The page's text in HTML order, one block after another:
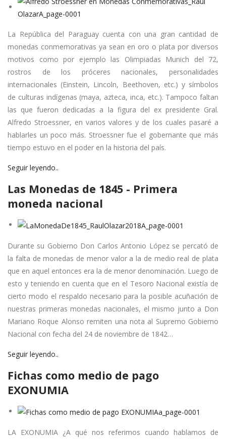
La República del Paraguay cuenta con una gran cantidad de
monedas conmemorativas ya sean en oro o plata por diversos
motivos como por ejemplo las Olimpiadas Munich del 72,
rostros de los próceres nacionales, personalidades
internacionales (Einstein, Lincoln, Beethoven, etc.) y símbolos
de culturas indígenas (maya, azteca, inca, etc.). Tampoco faltan
las que fueron dedicadas a la figura del ex presidente Gral.
Alfredo Stroessner, en varios valores y de los cuales pasaré a
hablarles un poco más. Stroessner fue el gobernante que más
tiempo estuvo en el poder en la historia del país.
Seguir leyendo..
Las Monedas de 1845 - Primera
moneda nacional
Durante su Gobierno Don Carlos Antonio López se percató de
la falta de monedas de menor valor a la de medio real de plata
que en aquel entonces era la de menor denominación. Luego de
esto y teniendo en cuenta que en el Tesoro Nacional existía de
cierto modo el respaldo necesario para la posible acuñación de
nuestras primeras monedas nacionales, el mismo junto a Don
Mariano Roque Alonso remiten una nota al Supremo Gobierno
Nacional con fecha del 24 de noviembre de 1842…
Seguir leyendo..
Fichas como medio de pago
EXONUMIA
LA EXONUMIA ¿A qué nos referimos cuando hablamos de